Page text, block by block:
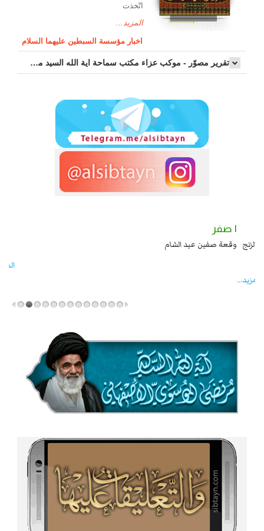
اتّخذت
المزيد...
اخبار مؤسسة السبطين عليهما السلام
تقرير مصوّر - موكب عزاء مکتب سماحة اية الله السيد مرتضى الموسوي الاصفهاني في يوم إستشهاد السيدة فاطم...
عند يزيد شهادة زيد بن علي بن الحسين عليهما السلام قتل صاحب الزنج